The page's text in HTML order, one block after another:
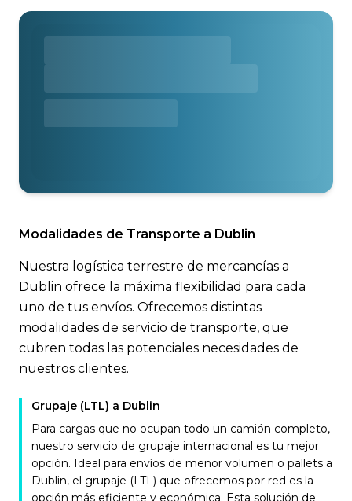
Modalidades de Transporte a Dublin
Nuestra logística terrestre de mercancías a
Dublin ofrece la máxima flexibilidad para cada
uno de tus envíos. Ofrecemos distintas
modalidades de servicio de transporte, que
cubren todas las potenciales necesidades de
nuestros clientes.
Grupaje (LTL) a Dublin
Para cargas que no ocupan todo un camión completo,
nuestro servicio de grupaje internacional es tu mejor
opción. Ideal para envíos de menor volumen o pallets a
Dublin, el grupaje (LTL) que ofrecemos por red es la
opción más eficiente y económica. Esta solución de